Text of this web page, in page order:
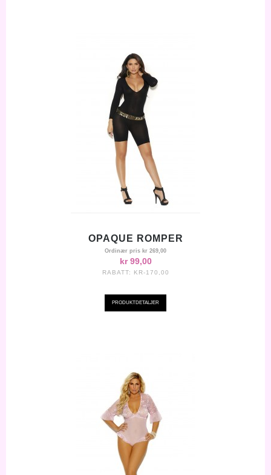
OPAQUE ROMPER
Ordinær pris kr 269,00
kr 99,00
RABATT: KR-170,00
PRODUKTDETALJER